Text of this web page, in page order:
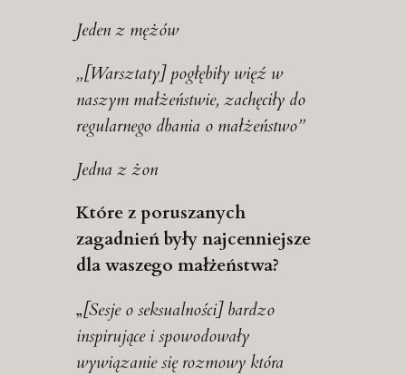
Jeden z mężów
„[Warsztaty] pogłębiły więź w
naszym małżeństwie, zachęciły do
regularnego dbania o małżeństwo”
Jedna z żon
Które z poruszanych
zagadnień były najcenniejsze
dla waszego małżeństwa?
„[Sesje o seksualności] bardzo
inspirujące i spowodowały
wywiązanie się rozmowy która